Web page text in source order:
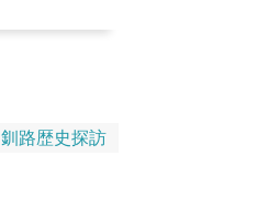
釧路歴史探訪